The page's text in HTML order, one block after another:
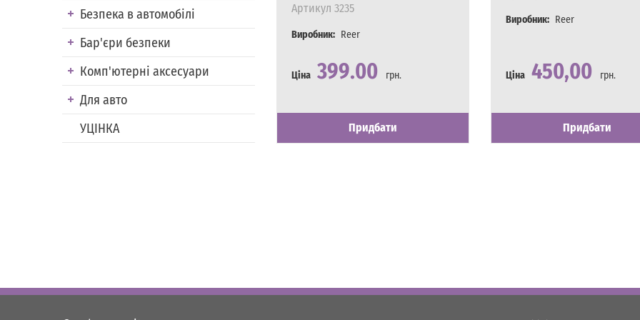
Безпека в автомобілі
Бар'єри безпеки
Комп'ютерні аксесуари
Для авто
УЦІНКА
Артикул 3235
Виробник: Reer
Ціна 399.00 грн.
Наявність
Є в наявності
Придбати
Виробник: Reer
Ціна 450,00 грн.
Наявність
Є в наявності
Придбати